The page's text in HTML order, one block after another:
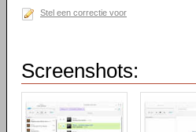
Stel een correctie voor
Screenshots: